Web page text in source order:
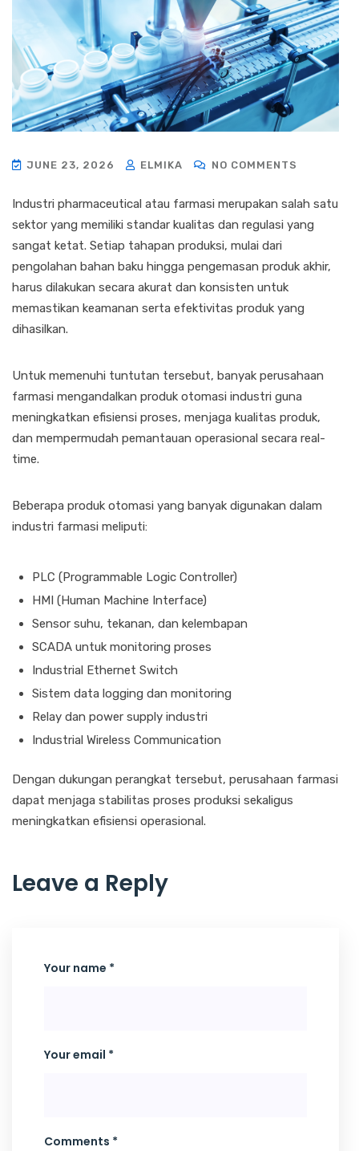
JUNE 23, 2026 ELMIKA NO COMMENTS
Industri pharmaceutical atau farmasi merupakan salah satu
sektor yang memiliki standar kualitas dan regulasi yang
sangat ketat. Setiap tahapan produksi, mulai dari
pengolahan bahan baku hingga pengemasan produk akhir,
harus dilakukan secara akurat dan konsisten untuk
memastikan keamanan serta efektivitas produk yang
dihasilkan.
Untuk memenuhi tuntutan tersebut, banyak perusahaan
farmasi mengandalkan produk otomasi industri guna
meningkatkan efisiensi proses, menjaga kualitas produk,
dan mempermudah pemantauan operasional secara real-
time.
Beberapa produk otomasi yang banyak digunakan dalam
industri farmasi meliputi:
PLC (Programmable Logic Controller)
HMI (Human Machine Interface)
Sensor suhu, tekanan, dan kelembapan
SCADA untuk monitoring proses
Industrial Ethernet Switch
Sistem data logging dan monitoring
Relay dan power supply industri
Industrial Wireless Communication
Dengan dukungan perangkat tersebut, perusahaan farmasi
dapat menjaga stabilitas proses produksi sekaligus
meningkatkan efisiensi operasional.
Leave a Reply
Your name *
Your email *
Comments *